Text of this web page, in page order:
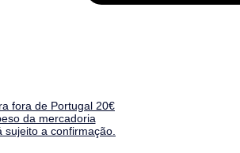
fora de Portugal 20€
da mercadoria
a confirmação.